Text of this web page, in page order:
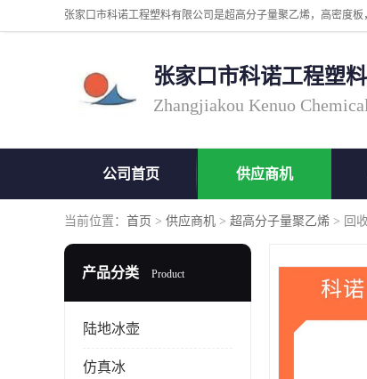
张家口市科诺工程塑
Zhangjiakou Kenuo
公司首页 供应商机
当前位置： 首页 > 供应商机 > 超高分子量聚乙烯 > 回
产品分类 Product
陆地冰壶
仿真冰